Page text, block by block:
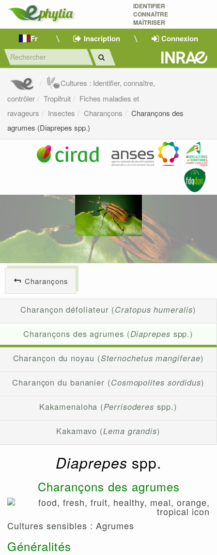
IDENTIFIER
CONNAÎTRE
MAÎTRISER
Fr Inscription Connexion
Cultures : Identifier, connaître,
contrôler
Tropifruit
Fiches maladies et
ravageurs
Insectes Charançons
Charançons des
agrumes (Diaprepes spp.)
Charançons
Charançon défoliateur (Cratopus humeralis)
Charançons des agrumes (Diaprepes spp.)
Charançon du noyau (Sternochetus mangiferae)
Charançon du bananier (Cosmopolites sordidus)
Kakamenaloha (Perrisoderes spp.)
Kakamavo (Lema grandis)
Diaprepes spp.
Charançons des agrumes
Cultures sensibles : Agrumes
Généralités